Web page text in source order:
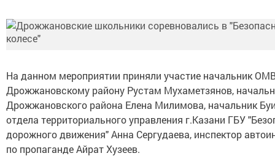
На данном мероприятии приняли участие начальник
Дрожжановскому району Рустам Мухаметзянов,
Дрожжановского района Елена Милимова, начальник
отдела территориального управления г.Казани ГБУ
дорожного движения" Анна Сергудаева, инспектор
по пропаганде Айрат Хузеев.